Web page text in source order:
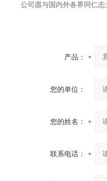
公司愿与国内外各界同仁
产品：
您的单位：
您的姓名：
联系电话：